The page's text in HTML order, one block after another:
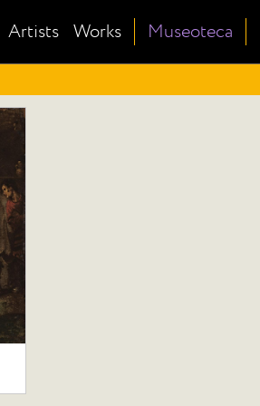
Artists Works Museoteca